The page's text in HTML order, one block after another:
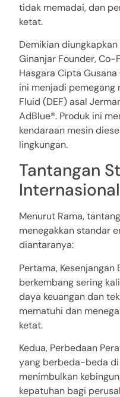
tidak memadai, dan
ketat.
Demikian
Ginanjar Founder, Co-
Hasgara Cipta
ini menjadi pemegang
Fluid (DEF) asal
AdBlue®. Produk ini
kendaraan mesin
lingkungan.
Tantangan
Internasional
Menurut Rama,
menegakkan standar
diantaranya:
Pertama,
berkembang sering
daya keuangan dan
mematuhi dan
ketat.
Kedua, Perbedaan
yang berbeda-beda
menimbulkan
kepatuhan bagi